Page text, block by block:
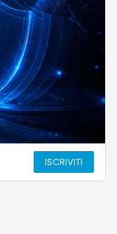
ISCRIVITI